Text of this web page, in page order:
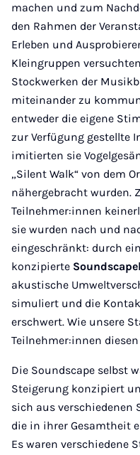
machen und zum
den Rahmen der
Erleben und
Kleingruppen
Stockwerken der
miteinander zu
entweder die eigene
zur Verfügung gestellte
imitierten sie
„Silent Walk“ von dem
nähergebracht wurden.
Teilnehmer:innen
sie wurden nach und
eingeschränkt: durch
konzipierte
akustische
simuliert und die
erschwert. Wie unsere
Teilnehmer:innen
Die Soundscape selbst
Steigerung konzipiert
sich aus verschiedenen
die in ihrer Gesamtheit
Es waren verschiedene